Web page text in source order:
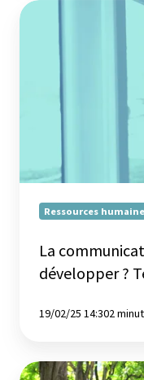
La
assertive,
développer
Ressources
La
développer ?
19/02/25 14:302
Législation